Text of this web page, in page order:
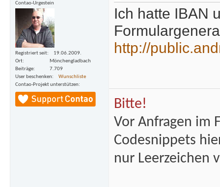
Contao-Urgestein
Registriert seit
19.06.2009.
Ort
Mönchengladbach
Beiträge
7.709
User beschenken
Wunschliste
Contao-Projekt unterstützen
Ich hatte IBAN
http://
Bitte!
Vor Anfragen im
Codesnippets
nur Leerzeichen